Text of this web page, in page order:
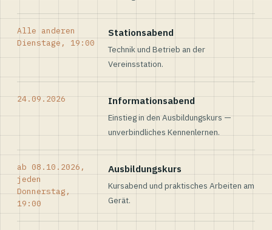
Alle anderen
Dienstage, 19:00
Stationsabend
Technik und Betrieb an der
Vereinsstation.
24.09.2026 Informationsabend
Einstieg in den Ausbildungskurs —
unverbindliches Kennenlernen.
ab 08.10.2026,
jeden
Donnerstag,
19:00
Ausbildungskurs
Kursabend und praktisches Arbeiten am
Gerät.